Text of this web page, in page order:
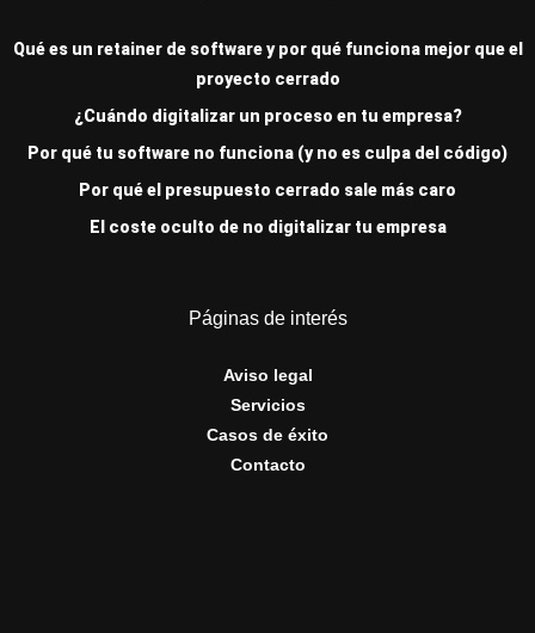
Qué es un retainer de software y por qué funciona mejor que el
proyecto cerrado
¿Cuándo digitalizar un proceso en tu empresa?
Por qué tu software no funciona (y no es culpa del código)
Por qué el presupuesto cerrado sale más caro
El coste oculto de no digitalizar tu empresa
Páginas de interés
Aviso legal
Servicios
Casos de éxito
Contacto